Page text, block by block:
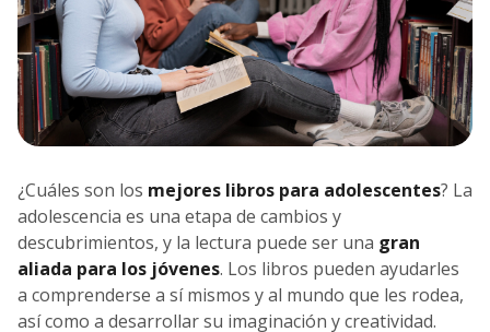
¿Cuáles son los mejores libros para adolescentes? La
adolescencia es una etapa de cambios y
descubrimientos, y la lectura puede ser una gran
aliada para los jóvenes. Los libros pueden ayudarles
a comprenderse a sí mismos y al mundo que les rodea,
así como a desarrollar su imaginación y creatividad.